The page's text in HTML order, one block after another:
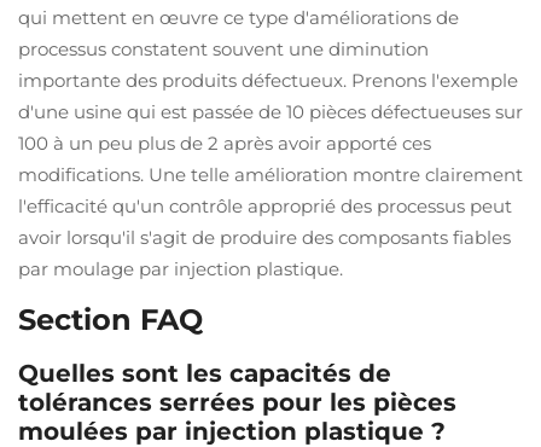
qui mettent en œuvre ce type d'améliorations de
processus constatent souvent une diminution
importante des produits défectueux. Prenons l'exemple
d'une usine qui est passée de 10 pièces défectueuses sur
100 à un peu plus de 2 après avoir apporté ces
modifications. Une telle amélioration montre clairement
l'efficacité qu'un contrôle approprié des processus peut
avoir lorsqu'il s'agit de produire des composants fiables
par moulage par injection plastique.
Section FAQ
Quelles sont les capacités de
tolérances serrées pour les pièces
moulées par injection plastique ?